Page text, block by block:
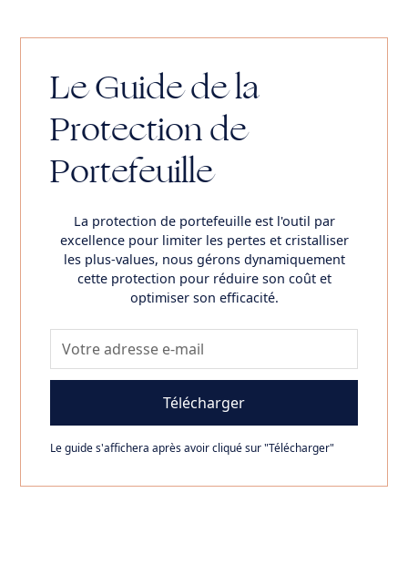
Le Guide de la
Protection de
Portefeuille
La protection de portefeuille est l'outil par
excellence pour limiter les pertes et cristalliser
les plus-values, nous gérons dynamiquement
cette protection pour réduire son coût et
optimiser son efficacité.
Le guide s'affichera après avoir cliqué sur "Télécharger"